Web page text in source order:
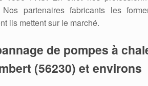
partenaires fabricants les
ils mettent sur le marché.
de pompes à
(56230) et environs